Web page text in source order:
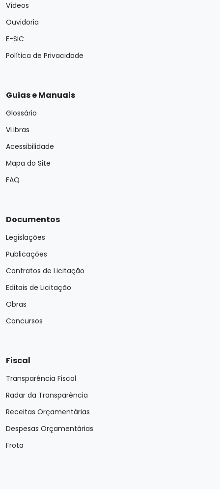
Vídeos
Ouvidoria
E-SIC
Política de Privacidade
Guias e Manuais
Glossário
VLibras
Acessibilidade
Mapa do Site
FAQ
Documentos
Legislações
Publicações
Contratos de Licitação
Editais de Licitação
Obras
Concursos
Fiscal
Transparência Fiscal
Radar da Transparência
Receitas Orçamentárias
Despesas Orçamentárias
Frota